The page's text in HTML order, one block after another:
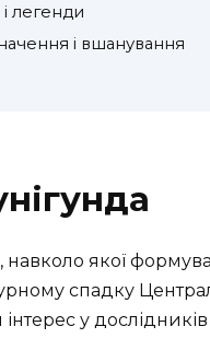
легенди
і вшанування
якої
спадку
у